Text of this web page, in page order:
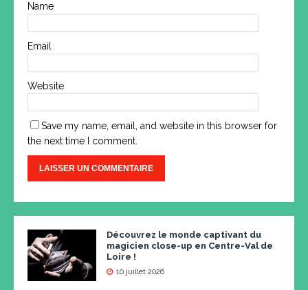
Name
Email
Website
Save my name, email, and website in this browser for
the next time I comment.
Découvrez le monde captivant du
magicien close-up en Centre-Val de
Loire !
10 juillet 2026